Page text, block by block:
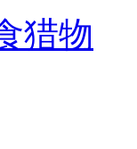
猎物